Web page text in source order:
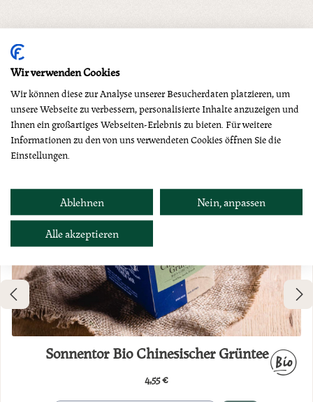
Wir verwenden Cookies
Wir können diese zur Analyse unserer Besucherdaten platzieren, um
unsere Webseite zu verbessern, personalisierte Inhalte anzuzeigen und
Ihnen ein großartiges Webseiten-Erlebnis zu bieten. Für weitere
Informationen zu den von uns verwendeten Cookies öffnen Sie die
Einstellungen.
Ablehnen Nein, anpassen
Alle akzeptieren
Produktgalerie überspringen
Dazu empfehlen wir
Sonnentor Bio Chinesischer Grüntee
Regulärer Preis:
4,55 €